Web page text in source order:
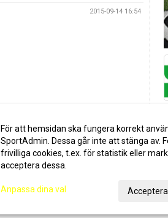
2015-09-14 16:54
För att hemsidan ska fungera korrekt
SportAdmin. Dessa går inte att stänga av.
frivilliga cookies, t.ex. för statistik eller
acceptera dessa.
Anpassa dina val